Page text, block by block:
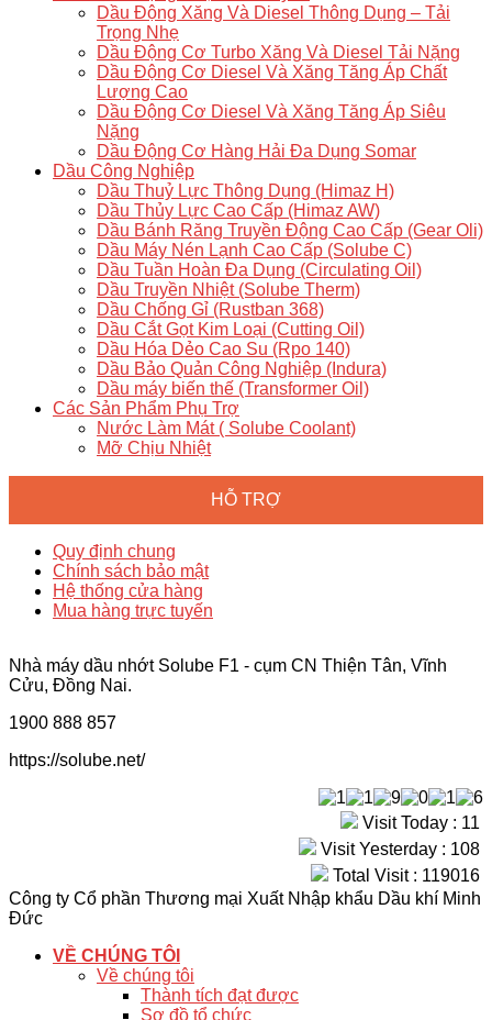
Dầu Động Xăng Và Diesel Thông Dụng – Tải
Trọng Nhẹ
Dầu Động Cơ Turbo Xăng Và Diesel Tải Nặng
Dầu Động Cơ Diesel Và Xăng Tăng Áp Chất
Lượng Cao
Dầu Động Cơ Diesel Và Xăng Tăng Áp Siêu
Nặng
Dầu Động Cơ Hàng Hải Đa Dụng Somar
Dầu Công Nghiệp
Dầu Thuỷ Lực Thông Dụng (Himaz H)
Dầu Thủy Lực Cao Cấp (Himaz AW)
Dầu Bánh Răng Truyền Động Cao Cấp (Gear Oli)
Dầu Máy Nén Lạnh Cao Cấp (Solube C)
Dầu Tuần Hoàn Đa Dụng (Circulating Oil)
Dầu Truyền Nhiệt (Solube Therm)
Dầu Chống Gỉ (Rustban 368)
Dầu Cắt Gọt Kim Loại (Cutting Oil)
Dầu Hóa Dẻo Cao Su (Rpo 140)
Dầu Bảo Quản Công Nghiệp (Indura)
Dầu máy biến thế (Transformer Oil)
Các Sản Phẩm Phụ Trợ
Nước Làm Mát ( Solube Coolant)
Mỡ Chịu Nhiệt
HỖ TRỢ
Quy định chung
Chính sách bảo mật
Hệ thống cửa hàng
Mua hàng trực tuyến
Nhà máy dầu nhớt Solube F1 - cụm CN Thiện Tân, Vĩnh
Cửu, Đồng Nai.
1900 888 857
https://solube.net/
Visit Today : 11
Visit Yesterday : 108
Total Visit : 119016
Công ty Cổ phần Thương mại Xuất Nhập khẩu Dầu khí Minh
Đức
VỀ CHÚNG TÔI
Về chúng tôi
Thành tích đạt được
Sơ đồ tổ chức